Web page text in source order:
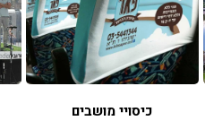
כיסויי מושבים